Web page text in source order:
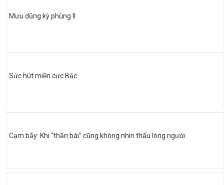
Mưu dũng kỳ phùng II
Sức hút miền cực Bắc
Cạm bẫy: Khi "thần bài” cũng không nhìn thấu lòng người